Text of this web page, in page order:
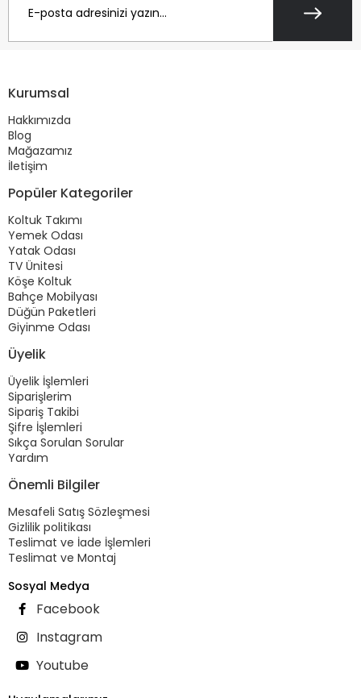
Kurumsal
Hakkımızda
Blog
Mağazamız
İletişim
Popüler Kategoriler
Koltuk Takımı
Yemek Odası
Yatak Odası
TV Ünitesi
Köşe Koltuk
Bahçe Mobilyası
Düğün Paketleri
Giyinme Odası
Üyelik
Üyelik İşlemleri
Siparişlerim
Sipariş Takibi
Şifre İşlemleri
Sıkça Sorulan Sorular
Yardım
Önemli Bilgiler
Mesafeli Satış Sözleşmesi
Gizlilik politikası
Teslimat ve İade İşlemleri
Teslimat ve Montaj
Sosyal Medya
Facebook
Instagram
Youtube